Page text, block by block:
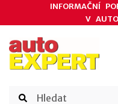
INFORMAČNÍ
V